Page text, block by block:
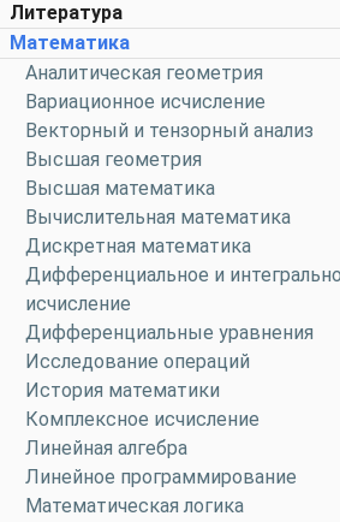
Литература
Математика
Аналитическая геометрия
Вариационное исчисление
Векторный и тензорный анализ
Высшая геометрия
Высшая математика
Вычислительная математика
Дискретная математика
Дифференциальное и
исчисление
Дифференциальные уравнения
Исследование операций
История математики
Комплексное исчисление
Линейная алгебра
Линейное программирование
Математическая логика